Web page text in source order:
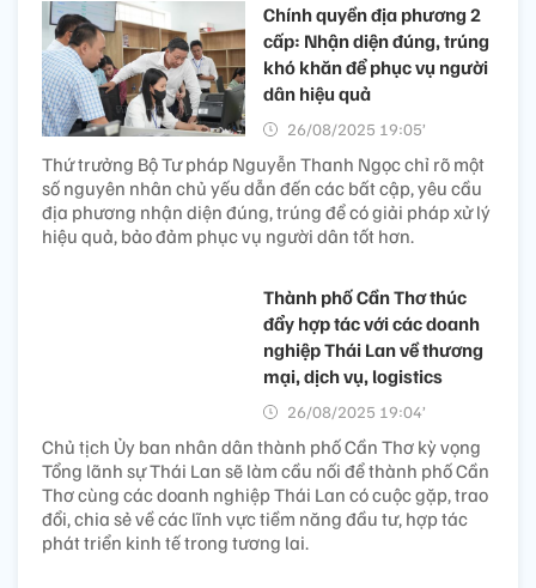
Chính quyền địa phương 2
cấp: Nhận diện đúng, trúng
khó khăn để phục vụ người
dân hiệu quả
26/08/2025 19:05’
Thứ trưởng Bộ Tư pháp Nguyễn Thanh Ngọc chỉ rõ một
số nguyên nhân chủ yếu dẫn đến các bất cập, yêu cầu
địa phương nhận diện đúng, trúng để có giải pháp xử lý
hiệu quả, bảo đảm phục vụ người dân tốt hơn.
Thành phố Cần Thơ thúc
đẩy hợp tác với các doanh
nghiệp Thái Lan về thương
mại, dịch vụ, logistics
26/08/2025 19:04’
Chủ tịch Ủy ban nhân dân thành phố Cần Thơ kỳ vọng
Tổng lãnh sự Thái Lan sẽ làm cầu nối để thành phố Cần
Thơ cùng các doanh nghiệp Thái Lan có cuộc gặp, trao
đổi, chia sẻ về các lĩnh vực tiềm năng đầu tư, hợp tác
phát triển kinh tế trong tương lai.